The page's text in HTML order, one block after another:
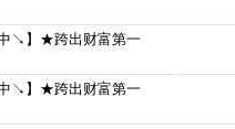
↘】★跨出财富第一
↘】★跨出财富第一